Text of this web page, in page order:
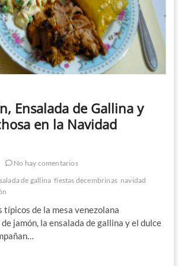
Ensalada de Gallina y
en la Navidad
No hay comentarios
de gallina fiestas decembrinas navidad
de la mesa venezolana
jamón, la ensalada de gallina y el dulce